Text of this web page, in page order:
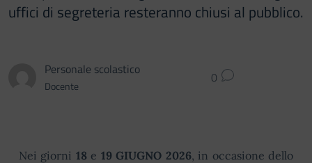
uffici di segreteria resteranno chiusi al pubblico.
Personale scolastico
Docente 0
Nei giorni 18e 19 GIUGNO 2026, in occasione dello